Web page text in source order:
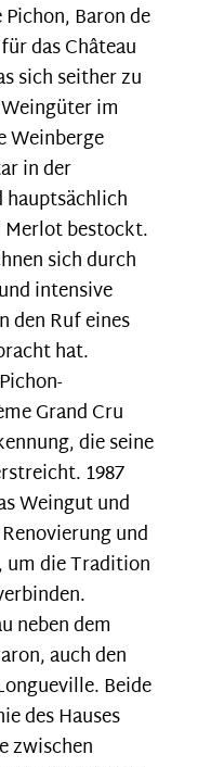
Pichon, Baron de
das Château
sich seither zu
im
Weinberge
in der
hauptsächlich
Merlot bestockt.
sich durch
intensive
den Ruf eines
hat.
Grand Cru
die seine
1987
Weingut und
und
um die Tradition
neben dem
auch den
Beide
des Hauses
zwischen